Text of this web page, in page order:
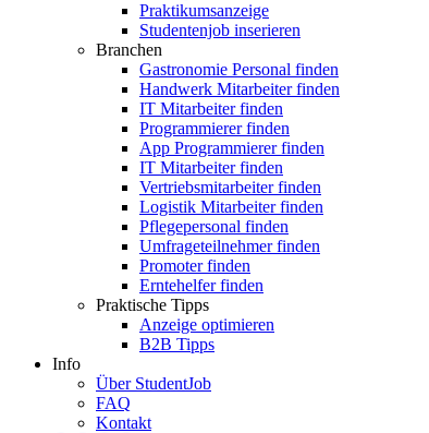
Praktikumsanzeige
Studentenjob inserieren
Branchen
Gastronomie Personal finden
Handwerk Mitarbeiter finden
IT Mitarbeiter finden
Programmierer finden
App Programmierer finden
IT Mitarbeiter finden
Vertriebsmitarbeiter finden
Logistik Mitarbeiter finden
Pflegepersonal finden
Umfrageteilnehmer finden
Promoter finden
Erntehelfer finden
Praktische Tipps
Anzeige optimieren
B2B Tipps
Info
Über StudentJob
FAQ
Kontakt